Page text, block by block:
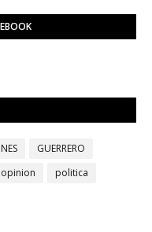
GUERRERO
opinion
politica